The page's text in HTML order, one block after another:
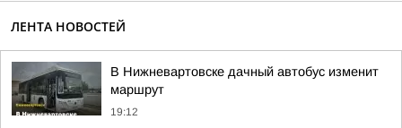
ЛЕНТА НОВОСТЕЙ
В Нижневартовске дачный автобус изменит
маршрут
19:12